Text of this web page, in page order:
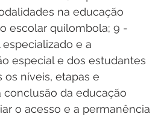
na educação
escolar quilombola; 9 -
e a
especial e dos estudantes
níveis, etapas e
conclusão da educação
o acesso e a permanência